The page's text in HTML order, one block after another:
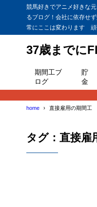
競馬好きでアニメ好きな
るブログ！会社に依存せ
常にここは変わります 頑
37歳までに
期間工ブ
ログ
貯
金
home 直接雇用の期間工
タグ：直接